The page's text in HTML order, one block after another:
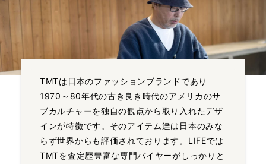
TMTは日本のファッションブランドであり
1970～80年代の古き良き時代のアメリカのサ
ブカルチャーを独自の観点から取り入れたデザ
インが特徴です。そのアイテム達は日本のみな
らず世界からも評価されております。LIFEでは
TMTを査定歴豊富な専門バイヤーがしっかりと